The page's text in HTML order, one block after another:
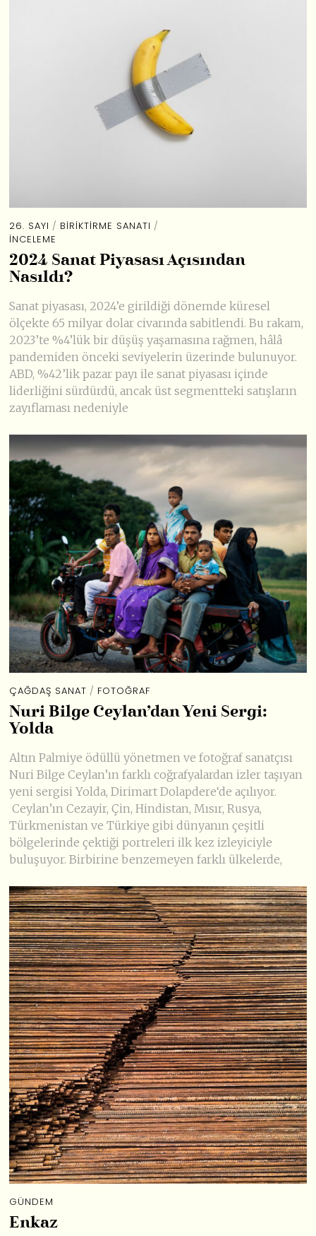
26. SAYI / BIRIKTIRME SANATI /
İNCELEME
2024 Sanat Piyasası Açısından
Nasıldı?
Sanat piyasası, 2024’e girildiği dönemde küresel
ölçekte 65 milyar dolar civarında sabitlendi. Bu rakam,
2023’te %4’lük bir düşüş yaşamasına rağmen, hâlâ
pandemiden önceki seviyelerin üzerinde bulunuyor.
ABD, %42’lik pazar payı ile sanat piyasası içinde
liderliğini sürdürdü, ancak üst segmentteki satışların
zayıflaması nedeniyle
ÇAĞDAŞ SANAT / FOTOĞRAF
Nuri Bilge Ceylan’dan Yeni Sergi:
Yolda
Altın Palmiye ödüllü yönetmen ve fotoğraf sanatçısı
Nuri Bilge Ceylan’ın farklı coğrafyalardan izler taşıyan
yeni sergisi Yolda, Dirimart Dolapdere‘de açılıyor.
Ceylan’ın Cezayir, Çin, Hindistan, Mısır, Rusya,
Türkmenistan ve Türkiye gibi dünyanın çeşitli
bölgelerinde çektiği portreleri ilk kez izleyiciyle
buluşuyor. Birbirine benzemeyen farklı ülkelerde,
GÜNDEM
Enkaz